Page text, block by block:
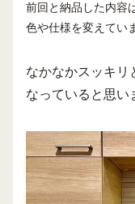
前回と納品した内容
色や仕様を変えてい
なかなかスッキリ
なっていると思い